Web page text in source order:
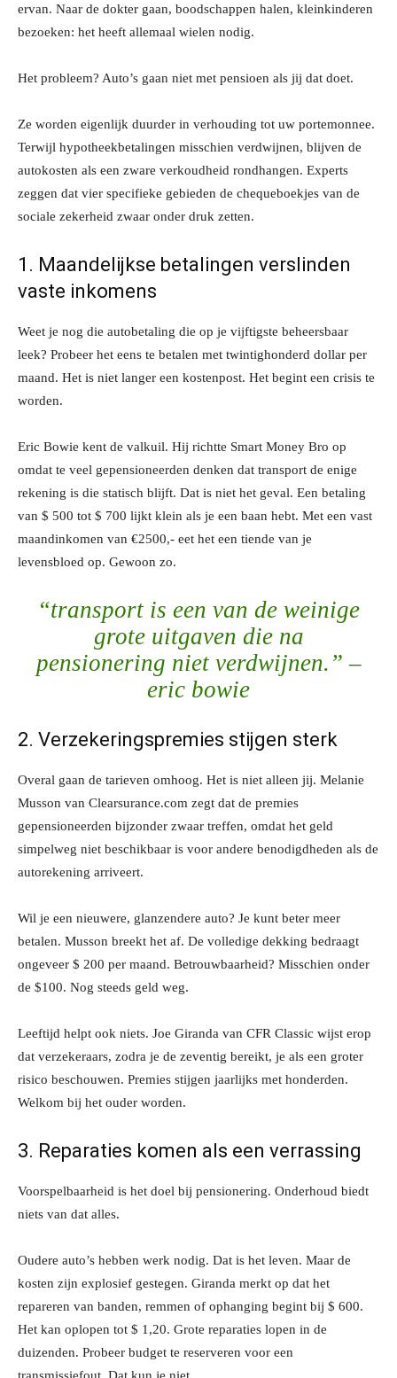
ervan. Naar de dokter gaan, boodschappen halen, kleinkinderen
bezoeken: het heeft allemaal wielen nodig.
Het probleem? Auto’s gaan niet met pensioen als jij dat doet.
Ze worden eigenlijk duurder in verhouding tot uw portemonnee.
Terwijl hypotheekbetalingen misschien verdwijnen, blijven de
autokosten als een zware verkoudheid rondhangen. Experts
zeggen dat vier specifieke gebieden de chequeboekjes van de
sociale zekerheid zwaar onder druk zetten.
1. Maandelijkse betalingen verslinden
vaste inkomens
Weet je nog die autobetaling die op je vijftigste beheersbaar
leek? Probeer het eens te betalen met twintighonderd dollar per
maand. Het is niet langer een kostenpost. Het begint een crisis te
worden.
Eric Bowie kent de valkuil. Hij richtte Smart Money Bro op
omdat te veel gepensioneerden denken dat transport de enige
rekening is die statisch blijft. Dat is niet het geval. Een betaling
van $ 500 tot $ 700 lijkt klein als je een baan hebt. Met een vast
maandinkomen van €2500,- eet het een tiende van je
levensbloed op. Gewoon zo.
“transport is een van de weinige
grote uitgaven die na
pensionering niet verdwijnen.” –
eric bowie
2. Verzekeringspremies stijgen sterk
Overal gaan de tarieven omhoog. Het is niet alleen jij. Melanie
Musson van Clearsurance.com zegt dat de premies
gepensioneerden bijzonder zwaar treffen, omdat het geld
simpelweg niet beschikbaar is voor andere benodigdheden als de
autorekening arriveert.
Wil je een nieuwere, glanzendere auto? Je kunt beter meer
betalen. Musson breekt het af. De volledige dekking bedraagt ​​
ongeveer $ 200 per maand. Betrouwbaarheid? Misschien onder
de $100. Nog steeds geld weg.
Leeftijd helpt ook niets. Joe Giranda van CFR Classic wijst erop
dat verzekeraars, zodra je de zeventig bereikt, je als een groter
risico beschouwen. Premies stijgen jaarlijks met honderden.
Welkom bij het ouder worden.
3. Reparaties komen als een verrassing
Voorspelbaarheid is het doel bij pensionering. Onderhoud biedt
niets van dat alles.
Oudere auto’s hebben werk nodig. Dat is het leven. Maar de
kosten zijn explosief gestegen. Giranda merkt op dat het
repareren van banden, remmen of ophanging begint bij $ 600.
Het kan oplopen tot $ 1,20. Grote reparaties lopen in de
duizenden. Probeer budget te reserveren voor een
transmissiefout. Dat kun je niet.